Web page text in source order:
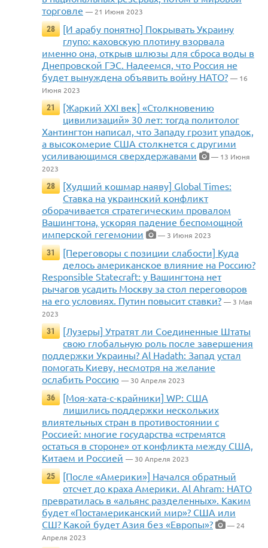
торговле — 21 Июня 2023
28
[И арабу понятно] Покрывать Украину
глупо: каховскую плотину взорвала
именно она, открыв шлюзы для сброса воды в
Днепровской ГЭС. Надеемся, что Россия не
будет вынуждена объявить войну НАТО? — 16
Июня 2023
21
[Жаркий XXI век] «Столкновению
цивилизаций» 30 лет: тогда политолог
Хантингтон написал, что Западу грозит упадок,
а высокомерие США столкнется с другими
усиливающимся сверхдержавами
— 13 Июня
2023
28
[Худший кошмар наяву] Global Times:
Ставка на украинский конфликт
оборачивается стратегическим провалом
Вашингтона, ускоряя падение беспомощной
имперской гегемонии
— 3 Июня 2023
31
[Переговоры с позиции слабости] Куда
делось американское влияние на Россию?
Responsible Statecraft: у Вашингтона нет
рычагов усадить Москву за стол переговоров
на его условиях. Путин повысит ставки? — 3 Мая
2023
31
[Лузеры] Утратят ли Соединенные Штаты
свою глобальную роль после завершения
поддержки Украины? Al Hadath: Запад устал
помогать Киеву, несмотря на желание
ослабить Россию — 30 Апреля 2023
36
[Моя-хата-с-крайники] WP: США
лишились поддержки нескольких
влиятельных стран в противостоянии с
Россией: многие государства «стремятся
остаться в стороне» от конфликта между США,
Китаем и Россией — 30 Апреля 2023
25
[После «Америки»] Начался обратный
отсчет до краха Америки. Al Ahram: НАТО
превратилась в «альянс разделенных». Каким
будет «Постамериканский мир»? США или
СШ? Какой будет Азия без «Европы»?
— 24
Апреля 2023